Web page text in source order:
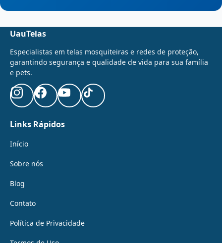
UauTelas
Especialistas em telas mosquiteiras e redes de proteção,
garantindo segurança e qualidade de vida para sua família
e pets.
Links Rápidos
Início
Sobre nós
Blog
Contato
Política de Privacidade